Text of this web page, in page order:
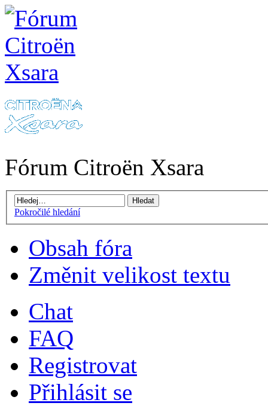
Fórum Citroën Xsara
Pokročilé hledání
Obsah fóra
Změnit velikost textu
Chat
FAQ
Registrovat
Přihlásit se